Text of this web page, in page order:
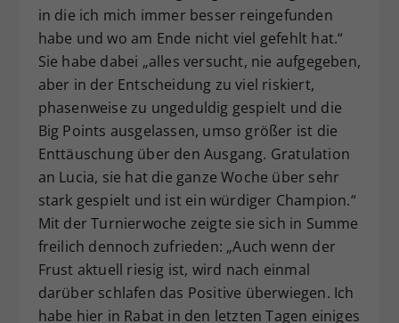
in die ich mich immer besser reingefunden
habe und wo am Ende nicht viel gefehlt hat.“
Sie habe dabei „alles versucht, nie aufgegeben,
aber in der Entscheidung zu viel riskiert,
phasenweise zu ungeduldig gespielt und die
Big Points ausgelassen, umso größer ist die
Enttäuschung über den Ausgang. Gratulation
an Lucia, sie hat die ganze Woche über sehr
stark gespielt und ist ein würdiger Champion.“
Mit der Turnierwoche zeigte sie sich in Summe
freilich dennoch zufrieden: „Auch wenn der
Frust aktuell riesig ist, wird nach einmal
darüber schlafen das Positive überwiegen. Ich
habe hier in Rabat in den letzten Tagen einiges